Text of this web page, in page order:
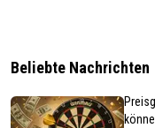
Beliebte Nachrichten